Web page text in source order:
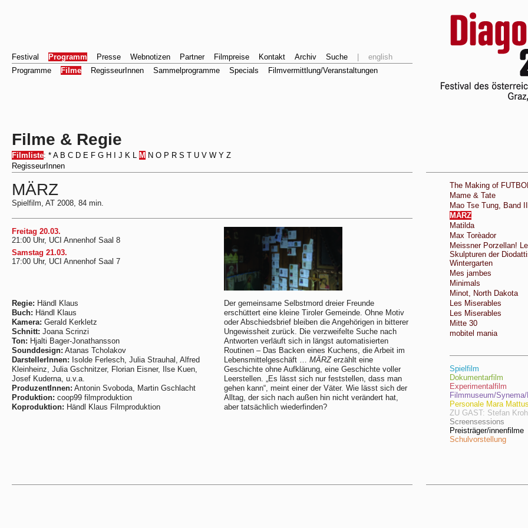
Festival Programm Presse Webnotizen Partner Filmpreise Kontakt Archiv Suche
english
Programme
Filme RegisseurInnen Sammelprogramme Specials Filmvermittlung/Veranstaltungen
Filme & Regie
Filmliste: * A B C D E F G H J K L M N O P R S T U V W Y Z
RegisseurInnen
MÄRZ
Spielfilm, AT 2008, 84 min.
Freitag 20.03.
21:00 Uhr, UCI Annenhof Saal 8
Samstag 21.03.
17:00 Uhr, UCI Annenhof Saal 7
Regie: Händl Klaus
Buch: Händl Klaus
Kamera: Gerald Kerkletz
Schnitt: Joana Scrinzi
Ton: Hjalti Bager-Jonathansson
Sounddesign: Atanas Tcholakov
DarstellerInnen: Isolde Ferlesch, Julia Strauhal, Alfred
Kleinheinz, Julia Gschnitzer, Florian Eisner, Ilse Kuen,
Josef Kuderna, u.v.a.
ProduzentInnen: Antonin Svoboda, Martin Gschlacht
Produktion: coop99 filmproduktion
Koproduktion: Händl Klaus Filmproduktion
Der gemeinsame Selbstmord dreier Freunde
erschüttert eine kleine Tiroler Gemeinde. Ohne Motiv
oder Abschiedsbrief bleiben die Angehörigen in bitterer
Ungewissheit zurück. Die verzweifelte Suche nach
Antworten verläuft sich in längst automatisierten
Routinen – Das Backen eines Kuchens, die Arbeit im
Lebensmittelgeschäft … MÄRZerzählt eine
Geschichte ohne Aufklärung, eine Geschichte voller
Leerstellen. „Es lässt sich nur feststellen, dass man
gehen kann“, meint einer der Väter. Wie lässt sich der
Alltag, der sich nach außen hin nicht verändert hat,
aber tatsächlich wiederfinden?
The Making of
Mame & Tate
Mao Tse Tung, Band II
MÄRZ
Matilda
Max Torèador
Meissner Porzellan!
Skulpturen der
Wintergarten
Mes jambes
Minimals
Minot, North Dakota
Les Miserables
Les Miserables
Mitte 30
mobitel mania
Spielfilm
Dokumentarfilm
Experimentalfilm
Filmmuseum/
Personale Mara
ZU GAST: Stefan
Screensessions
Preisträger/innenfilme
Schulvorstellung